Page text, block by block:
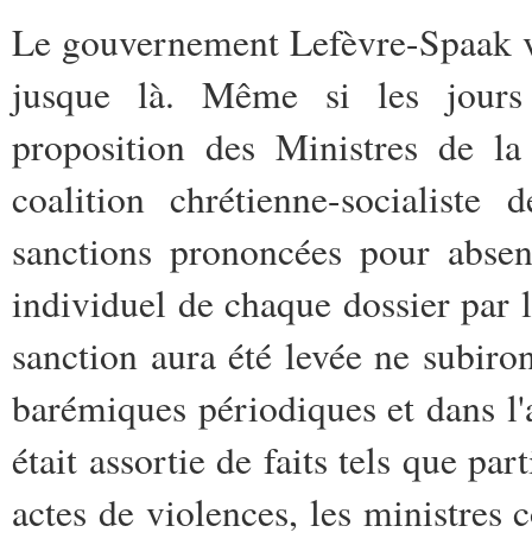
Le gouvernement Lefèvre-Spaak
jusque là. Même si les jours
proposition des Ministres de
coalition chrétienne-
sanctions prononcées pour
individuel de chaque dossier par
sanction aura été levée ne
barémiques périodiques et dans
était assortie de faits tels que
actes de violences, les ministres